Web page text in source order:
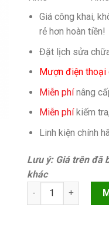
Giá công khai,
rẻ hơn hoàn tiền!
Đặt lịch sửa
Mượn điện thoại
Miễn phínâng
Miễn phíkiếm
Linh kiện chính
Lưu ý: Giá trên đã
khác
At&t clean imei